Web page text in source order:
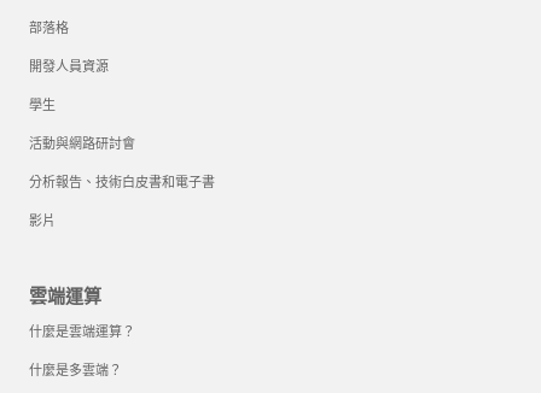
部落格
開發人員資源
學生
活動與網路研討會
分析報告、技術白皮書和電子書
影片
雲端運算
什麼是雲端運算？
什麼是多雲端？